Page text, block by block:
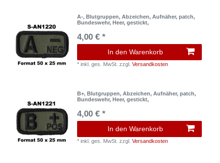
A-, Blutgruppen, Abzeichen, Aufnäher, patch,
Bundeswehr, Heer, gestickt,
4,00 € *
In den Warenkorb
*inkl. ges. MwSt. zzgl.Versandkosten
B+, Blutgruppen, Abzeichen, Aufnäher, patch,
Bundeswehr, Heer, gestickt,
4,00 € *
In den Warenkorb
*inkl. ges. MwSt. zzgl.Versandkosten